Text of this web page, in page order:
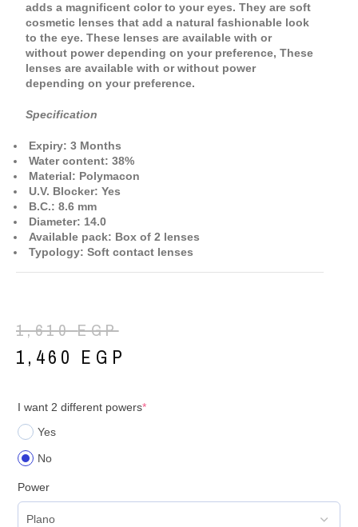
adds a magnificent color to your eyes. They are soft
cosmetic lenses that add a natural fashionable look
to the eye. These lenses are available with or
without power depending on your preference, These
lenses are available with or without power
depending on your preference.
Specification
Expiry: 3 Months
Water content: 38%
Material: Polymacon
U.V. Blocker: Yes
B.C.: 8.6 mm
Diameter: 14.0
Available pack: Box of 2 lenses
Typology: Soft contact lenses
1,610EGP
1,460 EGP
I want 2 different powers*
Yes
No
Power